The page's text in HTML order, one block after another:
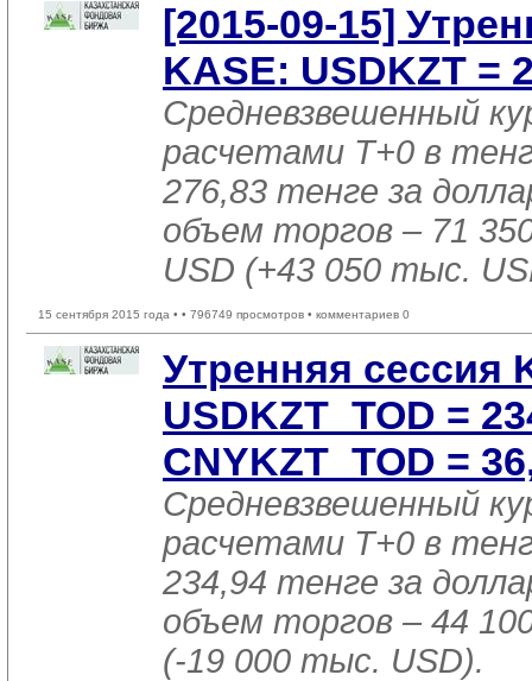
[2015-09-15]
KASE: USDKZT =
Средневзвешенный
расчетами T+0 в
276,83 тенге за
объем торгов – 71
USD (+43 050 тыс.
15 сентября 2015 года • • 796749 просмотров • комментариев 0
Утренняя сессия
USDKZT_TOD =
CNYKZT_TOD =
Средневзвешенный
расчетами T+0 в
234,94 тенге за
объем торгов – 44
(-19 000 тыс. USD).